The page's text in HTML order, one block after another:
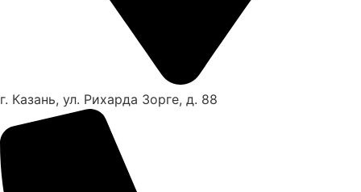
г. Казань, ул. Рихарда Зорге, д. 88